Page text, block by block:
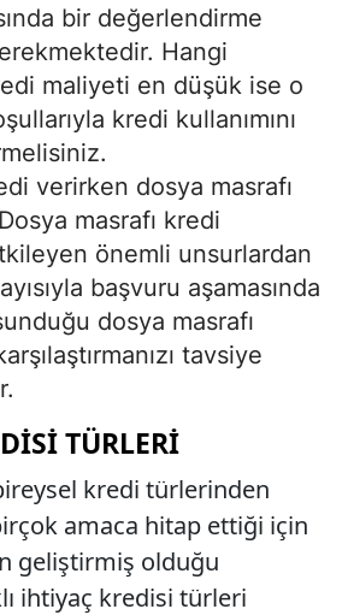
bir değerlendirme
Hangi
maliyeti en düşük ise o
kredi kullanımını
verirken dosya masrafı
masrafı kredi
önemli unsurlardan
başvuru aşamasında
dosya masrafı
tavsiye
TÜRLERI
kredi türlerinden
amaca hitap ettiği için
geliştirmiş olduğu
ihtiyaç kredisi türleri